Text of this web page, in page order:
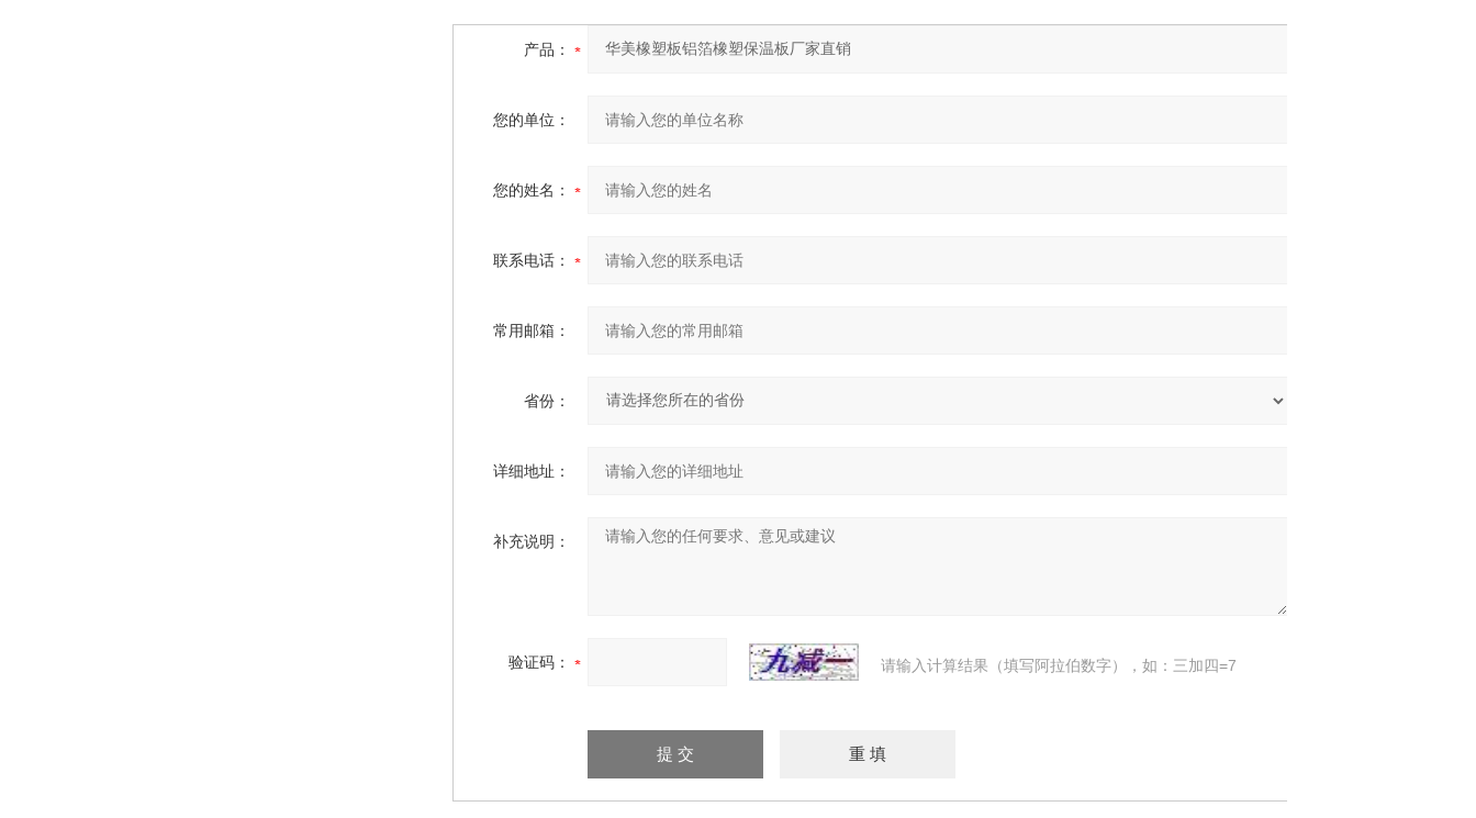
产品：
您的单位：
您的姓名：
联系电话：
常用邮箱：
省份：
详细地址：
补充说明：
验证码： 请输入计算结果（填写阿拉伯数字），如：三加四=7